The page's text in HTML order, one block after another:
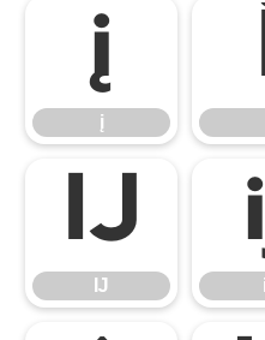
į
į
Ĳ
Ĳ